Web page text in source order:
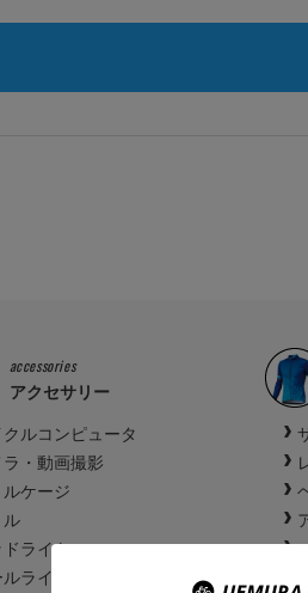
accessories
アクセサリー
ルコンピュータ
ラ・動画撮影
ルケージ
ル
ライト
ライト